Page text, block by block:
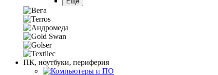
ПК, ноутбуки, периферия